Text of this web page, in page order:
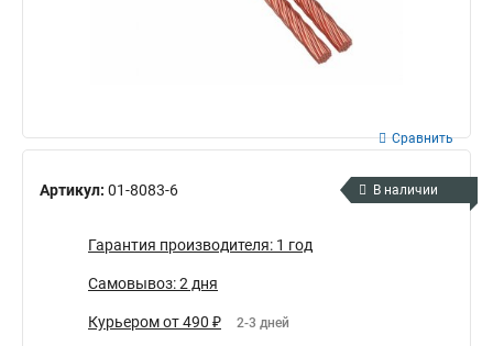
Артикул: 01-8083-6
Сравнить
В наличии
Гарантия производителя: 1 год
Самовывоз: 2 дня
Курьером от 490 ₽ 2-3 дней